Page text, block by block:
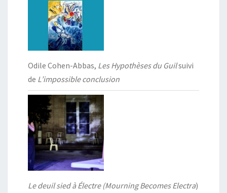
Odile Cohen-Abbas, Les Hypothèses du Guilsuivi
de L’impossible conclusion
Le deuil sied à Électre (Mourning Becomes Electra)